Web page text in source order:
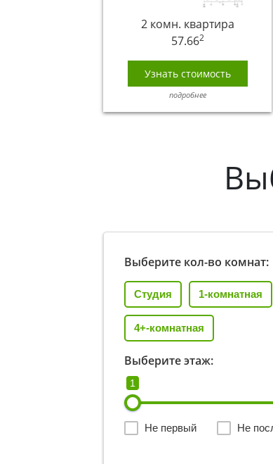
2 комн. квартира
57.662
Узнать стоимость
подробнее
Выберите кол-во комнат:
Студия 1-комнатная
4+-комнатная
Выберите этаж:
1
Не первый Не